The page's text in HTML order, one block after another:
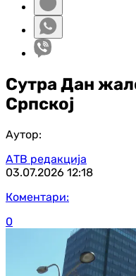
Сутра Дан
Српској
Аутор:
АТВ редакција
03.07.2026 12:18
Коментари:
0